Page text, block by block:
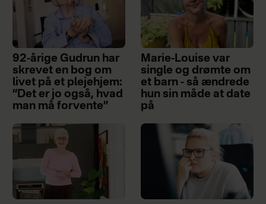
92-årige Gudrun har
skrevet en bog om
livet på et plejehjem:
”Det er jo også, hvad
man må forvente”
Marie-Louise var
single og drømte om
et barn - så ændrede
hun sin måde at date
på